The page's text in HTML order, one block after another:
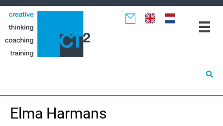
Spring
naar
hoofdnavigatie
Door
naar
Spring
naar
eerste
Elma Harmans